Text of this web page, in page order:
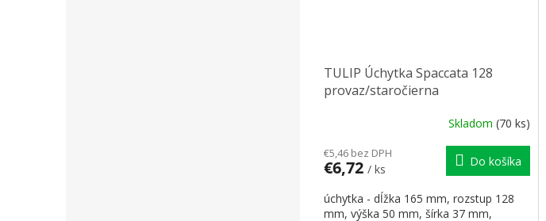
TULIP Úchytka Spaccata 128
provaz/staročierna
Skladom (70 ks)
€5,46 bez DPH
€6,72 / ks
Do košíka
úchytka - dĺžka 165 mm, rozstup 128
mm, výška 50 mm, šírka 37 mm,